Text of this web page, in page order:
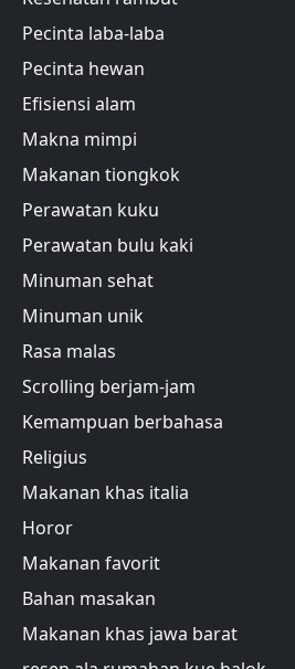
Pecinta laba-laba
Pecinta hewan
Efisiensi alam
Makna mimpi
Makanan tiongkok
Perawatan kuku
Perawatan bulu kaki
Minuman sehat
Minuman unik
Rasa malas
Scrolling berjam-jam
Kemampuan berbahasa
Religius
Makanan khas italia
Horor
Makanan favorit
Bahan masakan
Makanan khas jawa barat